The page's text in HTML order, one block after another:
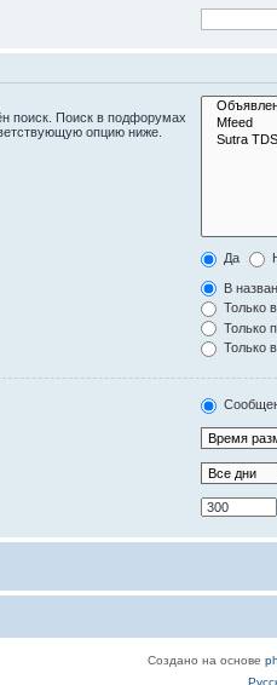
поиск. Поиск в подфорумах
опцию ниже.
Да
В
Только
Только
Только
Создано на основе